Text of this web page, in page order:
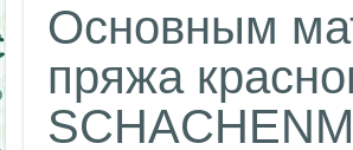
Основным
пряжа